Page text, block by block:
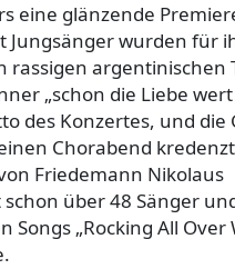
eine glänzende
Jungsänger wurden für
argentinischen
„schon die Liebe wert
des Konzertes, und die
Chorabend
Friedemann Nikolaus
über 48 Sänger
„Rocking All Over